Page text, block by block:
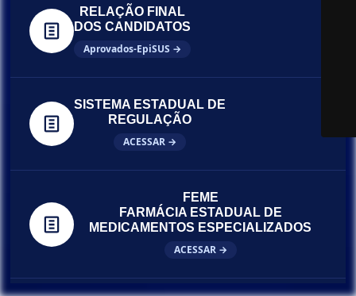
RELAÇÃO FINAL
DOS CANDIDATOS
Aprovados-EpiSUS →
SISTEMA ESTADUAL DE
REGULAÇÃO
ACESSAR →
FEME
FARMÁCIA ESTADUAL DE
MEDICAMENTOS ESPECIALIZADOS
ACESSAR →